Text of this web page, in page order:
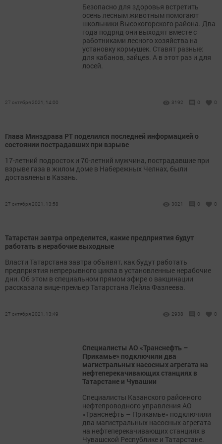
Безопасно для здоровья встретить
осень лесным животным помогают
школьники Высокогорского района. Два
года подряд они выходят вместе с
работниками лесного хозяйства на
установку кормушек. Ставят разные:
для кабанов, зайцев. А в этот раз и для
лосей.
27 октября 2021, 14:00 3192 0 0
Глава Минздрава РТ поделился последней информацией о
состоянии пострадавших при взрыве
17-летний подросток и 70-летний мужчина, пострадавшие при
взрыве газа в жилом доме в Набережных Челнах, были
доставлены в Казань.
27 октября 2021, 13:58 3021 0 0
Татарстан завтра определится, какие предприятия будут
работать в нерабочие выходные
Власти Татарстана завтра объявят, как будут работать
предприятия непрерывного цикла в установленные нерабочие
дни. Об этом в специальном прямом эфире о вакцинации
рассказала вице-премьер Татарстана Лейла Фазлеева.
27 октября 2021, 13:49 2938 0 0
Специалисты АО «Транснефть –
Прикамье» подключили два
магистральных насосных агрегата на
нефтеперекачивающих станциях в
Татарстане и Чувашии
Специалисты Казанского районного
нефтепроводного управления АО
«Транснефть – Прикамье» подключили
два магистральных насосных агрегата
на нефтеперекачивающих станциях в
Чувашской Республике и Татарстане.